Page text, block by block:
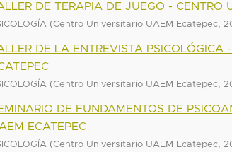
DE TERAPIA DE JUEGO - CENTRO
(Centro Universitario UAEM Ecatepec,
DE LA ENTREVISTA PSICOLÓGICA
(Centro Universitario UAEM Ecatepec,
DE FUNDAMENTOS DE
ECATEPEC
(Centro Universitario UAEM Ecatepec,